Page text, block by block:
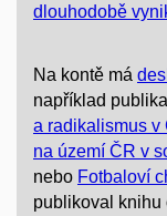
dlouhodobě
Na kontě má
například
a radikalismus v
na území ČR v
nebo Fotbaloví
publikoval knihu